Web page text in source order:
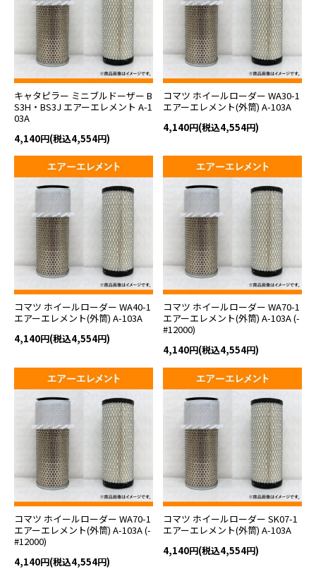
キャタピラー ミニブルドーザー B
S3H・BS3J エアーエレメント A-1
03A
4,140円(税込4,554円)
コマツ ホイールローダー WA30-1
エアーエレメント(外筒) A-103A
4,140円(税込4,554円)
コマツ ホイールローダー WA40-1
エアーエレメント(外筒) A-103A
4,140円(税込4,554円)
コマツ ホイールローダー WA70-1
エアーエレメント(外筒) A-103A (-
#12000)
4,140円(税込4,554円)
コマツ ホイールローダー WA70-1
エアーエレメント(外筒) A-103A (-
#12000)
4,140円(税込4,554円)
コマツ ホイールローダー SK07-1
エアーエレメント(外筒) A-103A
4,140円(税込4,554円)